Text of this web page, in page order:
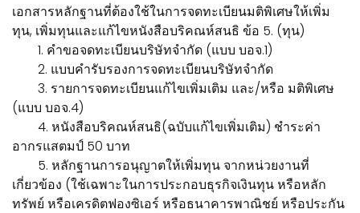
เอกสารหลักฐานที่ต้องใช้ในการจดทะเบียนมติพิเศษให้เพิ่ม
ทุน, เพิ่มทุนและแก้ไขหนังสือบริคณห์สนธิ ข้อ 5. (ทุน)
1. คำขอจดทะเบียนบริษัทจำกัด (แบบ บอจ.1)
2. แบบคำรับรองการจดทะเบียนบริษัทจำกัด
3. รายการจดทะเบียนแก้ไขเพิ่มเติม และ/หรือ มติพิเศษ
(แบบ บอจ.4)
4. หนังสือบริคณห์สนธิ(ฉบับแก้ไขเพิ่มเติม) ชำระค่า
อากรแสตมป์ 50 บาท
5. หลักฐานการอนุญาตให้เพิ่มทุน จากหน่วยงานที่
เกี่ยวข้อง (ใช้เฉพาะในการประกอบธุรกิจเงินทุน หรือหลัก
ทรัพย์ หรือเครดิตฟองซิเอร์ หรือธนาคารพาณิชย์ หรือประกัน